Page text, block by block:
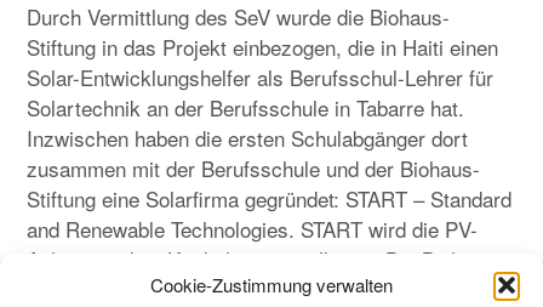
Cookie-Zustimmung verwalten
Durch Vermittlung des SeV wurde die Biohaus-
Stiftung in das Projekt einbezogen, die in Haiti einen
Solar-Entwicklungshelfer als Berufsschul-Lehrer für
Solartechnik an der Berufsschule in Tabarre hat.
Inzwischen haben die ersten Schulabgänger dort
zusammen mit der Berufsschule und der Biohaus-
Stiftung eine Solarfirma gegründet: START – Standard
and Renewable Technologies. START wird die PV-
Anlage an dem Kinderheim installieren. Die Biohaus-
Stiftung stellt die 12 PV-Module zur Verfügung.